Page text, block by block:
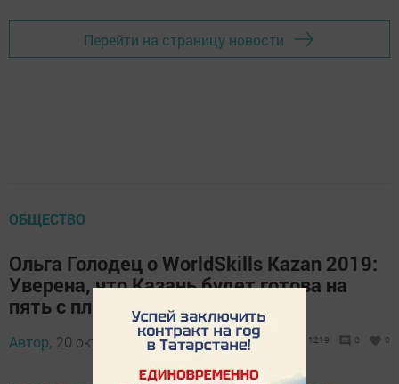
Перейти на страницу новости
ОБЩЕСТВО
Ольга Голодец о WorldSkills Kazan 2019:
Уверена, что Казань будет готова на
пять с плюсом
Автор, 20 октября 2017 - 04:36 1219 0 0